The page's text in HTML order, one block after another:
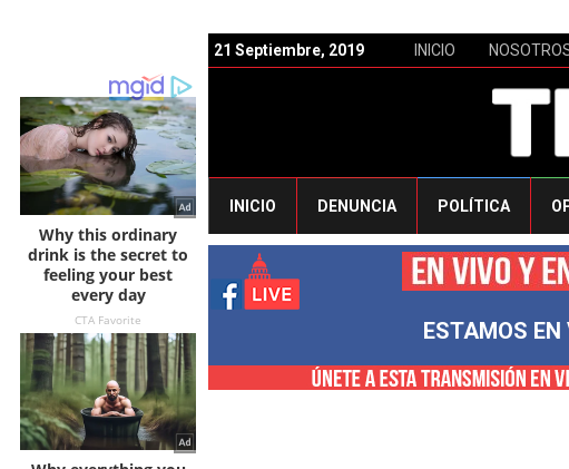
21 Septiembre, 2019 INICIO
INICIO DENUNCIA POLÍTICA
ESTAMOS EN